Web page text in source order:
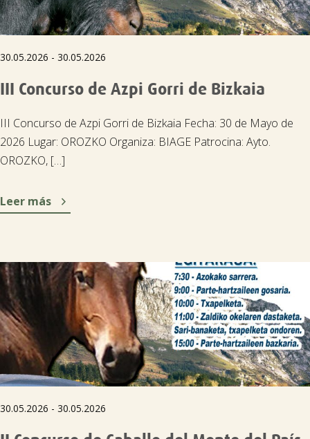
30.05.2026 - 30.05.2026
III Concurso de Azpi Gorri de Bizkaia
III Concurso de Azpi Gorri de Bizkaia Fecha: 30 de Mayo de
2026 Lugar: OROZKO Organiza: BIAGE Patrocina: Ayto.
OROZKO, […]
Leer más 
30.05.2026 - 30.05.2026